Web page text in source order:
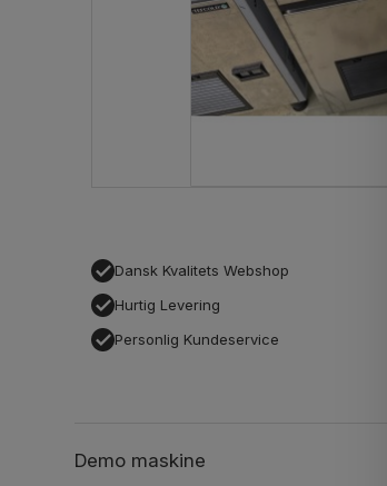
Dansk Kvalitets Webshop
Hurtig Levering
Personlig Kundeservice
Demo maskine